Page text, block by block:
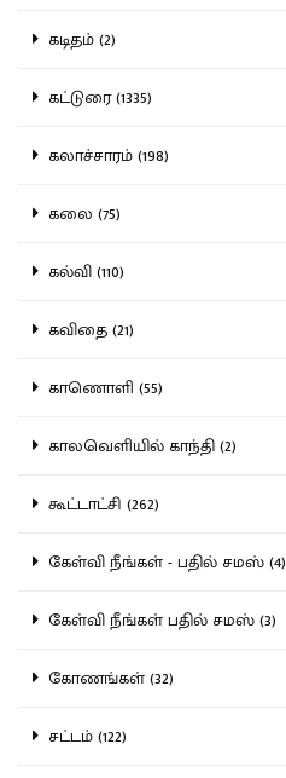
கடிதம் (2)
கட்டுரை (1335)
கலாச்சாரம் (198)
கலை (75)
கல்வி (110)
கவிதை (21)
காணொளி (55)
காலவெளியில் காந்தி (2)
கூட்டாட்சி (262)
கேள்வி நீங்கள் - பதில் சமஸ் (4)
கேள்வி நீங்கள் பதில் சமஸ் (3)
கோணங்கள் (32)
சட்டம் (122)